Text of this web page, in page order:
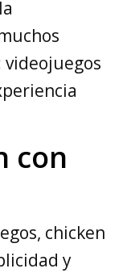
con
chicken
y